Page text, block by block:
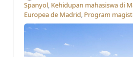
Spanyol, Kehidupan mahasiswa di
Europea de Madrid, Program